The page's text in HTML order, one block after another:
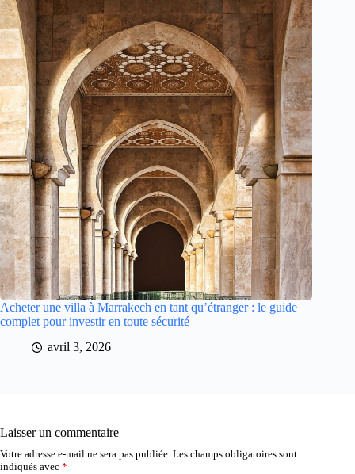
Acheter une villa à Marrakech en tant qu’étranger : le guide
complet pour investir en toute sécurité
avril 3, 2026
Laisser un commentaire
Votre adresse e-mail ne sera pas publiée. Les champs obligatoires sont
indiqués avec *